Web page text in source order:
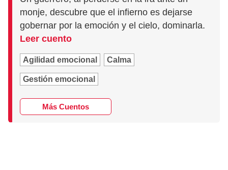
monje, descubre que el infierno es dejarse
gobernar por la emoción y el cielo, dominarla.
Leer cuento
Agilidad emocional Calma
Gestión emocional
Más Cuentos